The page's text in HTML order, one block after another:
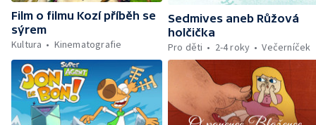
Film o filmu Kozí příběh se
sýrem
Kultura
Kinematografie
Sedmives aneb Růžová
holčička
Pro děti
2-4 roky Večerníček